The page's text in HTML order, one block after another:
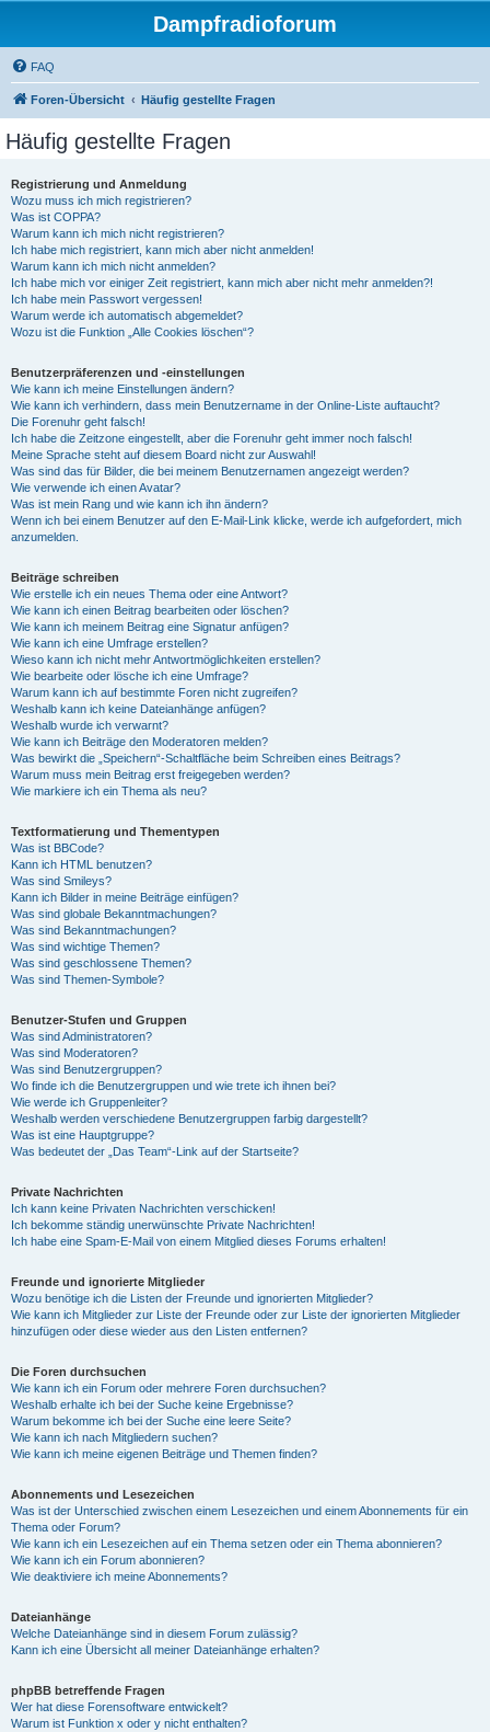
Dampfradioforum
FAQ
Foren-Übersicht Häufig gestellte Fragen
Häufig gestellte Fragen
Registrierung und Anmeldung
Wozu muss ich mich registrieren?
Was ist COPPA?
Warum kann ich mich nicht registrieren?
Ich habe mich registriert, kann mich aber nicht anmelden!
Warum kann ich mich nicht anmelden?
Ich habe mich vor einiger Zeit registriert, kann mich aber nicht mehr anmelden?!
Ich habe mein Passwort vergessen!
Warum werde ich automatisch abgemeldet?
Wozu ist die Funktion „Alle Cookies löschen“?
Benutzerpräferenzen und -einstellungen
Wie kann ich meine Einstellungen ändern?
Wie kann ich verhindern, dass mein Benutzername in der Online-Liste auftaucht?
Die Forenuhr geht falsch!
Ich habe die Zeitzone eingestellt, aber die Forenuhr geht immer noch falsch!
Meine Sprache steht auf diesem Board nicht zur Auswahl!
Was sind das für Bilder, die bei meinem Benutzernamen angezeigt werden?
Wie verwende ich einen Avatar?
Was ist mein Rang und wie kann ich ihn ändern?
Wenn ich bei einem Benutzer auf den E-Mail-Link klicke, werde ich aufgefordert, mich
anzumelden.
Beiträge schreiben
Wie erstelle ich ein neues Thema oder eine Antwort?
Wie kann ich einen Beitrag bearbeiten oder löschen?
Wie kann ich meinem Beitrag eine Signatur anfügen?
Wie kann ich eine Umfrage erstellen?
Wieso kann ich nicht mehr Antwortmöglichkeiten erstellen?
Wie bearbeite oder lösche ich eine Umfrage?
Warum kann ich auf bestimmte Foren nicht zugreifen?
Weshalb kann ich keine Dateianhänge anfügen?
Weshalb wurde ich verwarnt?
Wie kann ich Beiträge den Moderatoren melden?
Was bewirkt die „Speichern“-Schaltfläche beim Schreiben eines Beitrags?
Warum muss mein Beitrag erst freigegeben werden?
Wie markiere ich ein Thema als neu?
Textformatierung und Thementypen
Was ist BBCode?
Kann ich HTML benutzen?
Was sind Smileys?
Kann ich Bilder in meine Beiträge einfügen?
Was sind globale Bekanntmachungen?
Was sind Bekanntmachungen?
Was sind wichtige Themen?
Was sind geschlossene Themen?
Was sind Themen-Symbole?
Benutzer-Stufen und Gruppen
Was sind Administratoren?
Was sind Moderatoren?
Was sind Benutzergruppen?
Wo finde ich die Benutzergruppen und wie trete ich ihnen bei?
Wie werde ich Gruppenleiter?
Weshalb werden verschiedene Benutzergruppen farbig dargestellt?
Was ist eine Hauptgruppe?
Was bedeutet der „Das Team“-Link auf der Startseite?
Private Nachrichten
Ich kann keine Privaten Nachrichten verschicken!
Ich bekomme ständig unerwünschte Private Nachrichten!
Ich habe eine Spam-E-Mail von einem Mitglied dieses Forums erhalten!
Freunde und ignorierte Mitglieder
Wozu benötige ich die Listen der Freunde und ignorierten Mitglieder?
Wie kann ich Mitglieder zur Liste der Freunde oder zur Liste der ignorierten Mitglieder
hinzufügen oder diese wieder aus den Listen entfernen?
Die Foren durchsuchen
Wie kann ich ein Forum oder mehrere Foren durchsuchen?
Weshalb erhalte ich bei der Suche keine Ergebnisse?
Warum bekomme ich bei der Suche eine leere Seite?
Wie kann ich nach Mitgliedern suchen?
Wie kann ich meine eigenen Beiträge und Themen finden?
Abonnements und Lesezeichen
Was ist der Unterschied zwischen einem Lesezeichen und einem Abonnements für ein
Thema oder Forum?
Wie kann ich ein Lesezeichen auf ein Thema setzen oder ein Thema abonnieren?
Wie kann ich ein Forum abonnieren?
Wie deaktiviere ich meine Abonnements?
Dateianhänge
Welche Dateianhänge sind in diesem Forum zulässig?
Kann ich eine Übersicht all meiner Dateianhänge erhalten?
phpBB betreffende Fragen
Wer hat diese Forensoftware entwickelt?
Warum ist Funktion x oder y nicht enthalten?